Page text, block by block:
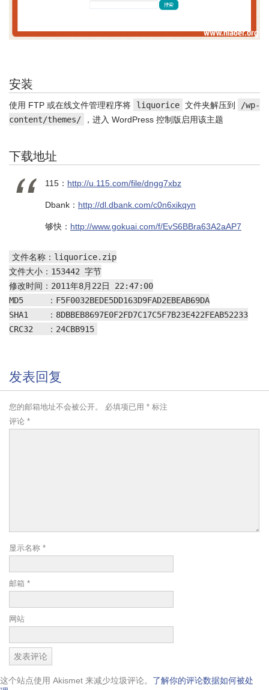
安装
使用 FTP 或在线文件管理程序将 liquorice 文件夹解压到
/wp-
content/themes/
，进入 WordPress 控制版启用该主题
下载地址
115： http://u.115.com/file/dngg7xbz
Dbank： http://dl.dbank.com/c0n6xikqyn
够快： http://www.gokuai.com/f/EvS6BBra63A2aAP7
文件名称：liquorice.zip
文件大小：153442 字节
修改时间：2011年8月22日 22:47:00
MD5 ：F5F0032BEDE5DD163D9FAD2EBEAB69DA
SHA1 ：8DBBEB8697E0F2FD7C17C5F7B23E422FEAB52233
CRC32 ：24CBB915
发表回复
您的邮箱地址不会被公开。 必填项已用 * 标注
评论 *
显示名称 *
邮箱 *
网站
这个站点使用 Akismet 来减少垃圾评论。 了解你的评论数据如何被处